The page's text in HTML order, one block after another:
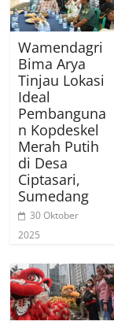
Wamendagri
Bima Arya
Tinjau Lokasi
Ideal
Pembanguna
n Kopdeskel
Merah Putih
di Desa
Ciptasari,
Sumedang
30 Oktober
2025